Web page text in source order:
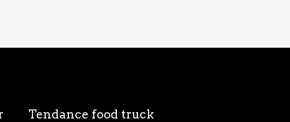
Tendance food truck